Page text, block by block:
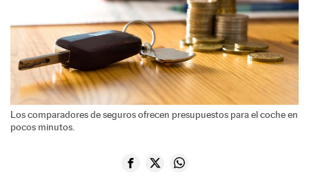
Los comparadores de seguros ofrecen presupuestos para el coche en
pocos minutos.